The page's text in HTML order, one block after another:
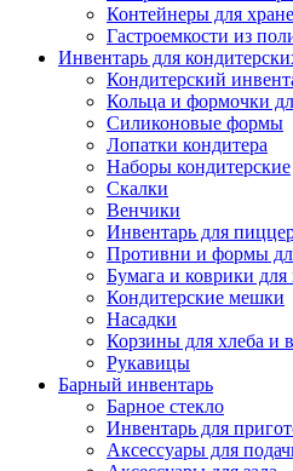
Контейнеры для
Гастроемкости из
Инвентарь для
Кондитерский
Кольца и формочки
Силиконовые формы
Лопатки кондитера
Наборы кондитерские
Скалки
Венчики
Инвентарь для
Противни и формы
Бумага и коврики
Кондитерские мешки
Насадки
Корзины для хлеба и
Рукавицы
Барный инвентарь
Барное стекло
Инвентарь для
Аксессуары для